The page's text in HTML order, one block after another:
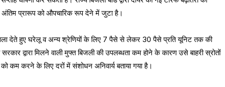
अंतिम प्रारूप को औपचारिक रूप देने में जुटा है।
देते हुए घरेलू व अन्य श्रेणियों के लिए 7 पैसे से लेकर 30 पैसे प्रति यूनिट तक की
द्वारा मिलने वाली मुफ्त बिजली की उपलब्धता कम होने के कारण उसे बाहरी स्रोतों
कम करने के लिए दरों में संशोधन अनिवार्य बताया गया है।